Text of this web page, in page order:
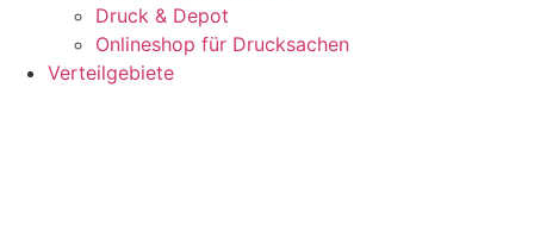
Druck & Depot
Onlineshop für Drucksachen
Verteilgebiete